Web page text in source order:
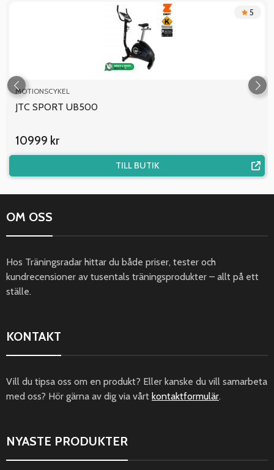
5
MOTIONSCYKEL
JTC SPORT UB500
10999 kr
TILL BUTIK
OM OSS
Hos Träningsradar hittar du både priser, tester och
kundrecensioner av tusentals träningsprodukter – allt på ett
ställe.
KONTAKT
Vill du tipsa oss om en produkt? Eller kanske du vill samarbeta
med oss? Hör gärna av dig via vårt kontaktformulär.
NYASTE PRODUKTER